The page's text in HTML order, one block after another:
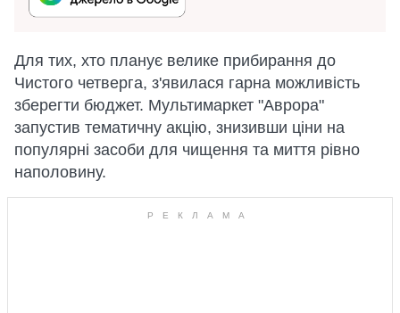
Для тих, хто планує велике прибирання до
Чистого четверга, з'явилася гарна можливість
зберегти бюджет. Мультимаркет "Аврора"
запустив тематичну акцію, знизивши ціни на
популярні засоби для чищення та миття рівно
наполовину.